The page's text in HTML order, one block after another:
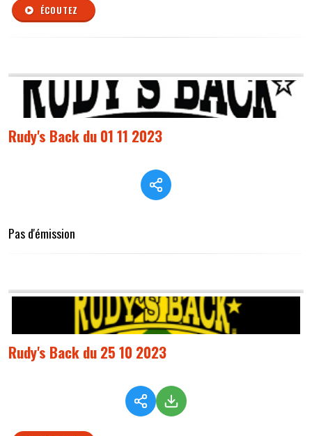
ÉCOUTEZ
Rudy's Back du 01 11 2023
Pas d'émission
Rudy's Back du 25 10 2023